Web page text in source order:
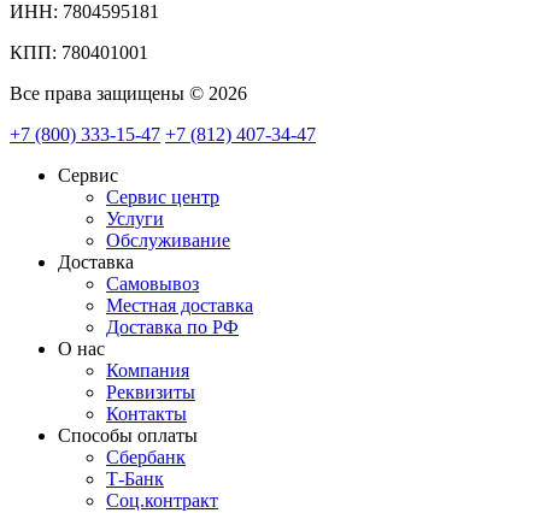
ИНН: 7804595181
КПП: 780401001
Все права защищены © 2026
+7 (800) 333-15-47 +7 (812) 407-34-47
Сервис
Сервис центр
Услуги
Обслуживание
Доставка
Самовывоз
Местная доставка
Доставка по РФ
О нас
Компания
Реквизиты
Контакты
Cпособы оплаты
Сбербанк
Т-Банк
Соц.контракт